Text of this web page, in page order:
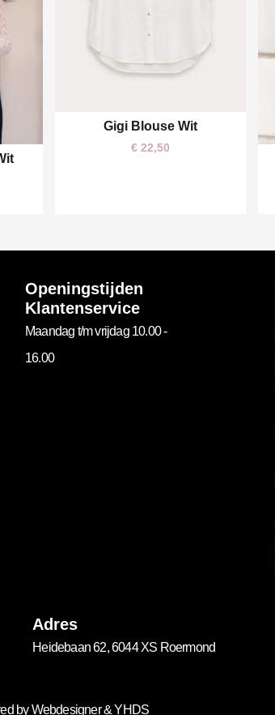
One size
Gigi Blouse Wit
€ 22,50
Openingstijden
Klantenservice
Maandag t/m vrijdag 10.00 -
16.00
Adres
Heidebaan 62, 6044 XS Roermond
byWebdesigner&YHDS